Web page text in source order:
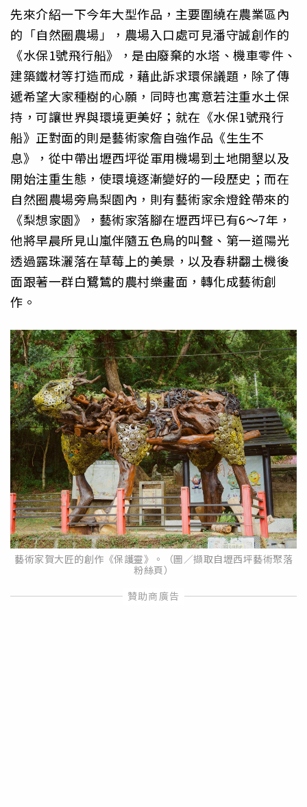
先來介紹一下今年大型作品，主要圍繞在農業區內
的「自然圈農場」，農場入口處可見潘守誠創作的
《水保1號飛行船》，是由廢棄的水塔、機車零件、
建築鐵材等打造而成，藉此訴求環保議題，除了傳
遞希望大家種樹的心願，同時也寓意若注重水土保
持，可讓世界與環境更美好；就在《水保1號飛行
船》正對面的則是藝術家詹自強作品《生生不
息》，從中帶出壢西坪從軍用機場到土地開墾以及
開始注重生態，使環境逐漸變好的一段歷史；而在
自然圈農場旁鳥梨園內，則有藝術家余燈銓帶來的
《梨想家園》，藝術家落腳在壢西坪已有6～7年，
他將早晨所見山嵐伴隨五色鳥的叫聲、第一道陽光
透過露珠灑落在草莓上的美景，以及春耕翻土機後
面跟著一群白鷺鷥的農村樂畫面，轉化成藝術創
作。
藝術家賀大匠的創作《保護靈》。（圖／擷取自壢西坪藝術聚落
粉絲頁）